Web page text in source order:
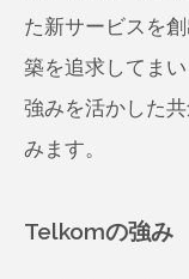
た新サービスを
築を追求してま
強みを活かした
みます。
Telkomの強み